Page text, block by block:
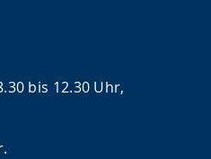
bis 12.30 Uhr,